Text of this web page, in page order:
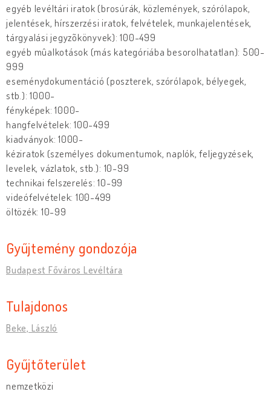
egyéb levéltári iratok (brosúrák, közlemények, szórólapok,
jelentések, hírszerzési iratok, felvételek, munkajelentések,
tárgyalási jegyzõkönyvek): 100-499
egyéb mûalkotások (más kategóriába besorolhatatlan): 500-
999
eseménydokumentáció (poszterek, szórólapok, bélyegek,
stb.): 1000-
fényképek: 1000-
hangfelvételek: 100-499
kiadványok: 1000-
kéziratok (személyes dokumentumok, naplók, feljegyzések,
levelek, vázlatok, stb.): 10-99
technikai felszerelés: 10-99
videófelvételek: 100-499
öltözék: 10-99
Gyűjtemény gondozója
Budapest Főváros Levéltára
Tulajdonos
Beke, László
Gyűjtőterület
nemzetközi